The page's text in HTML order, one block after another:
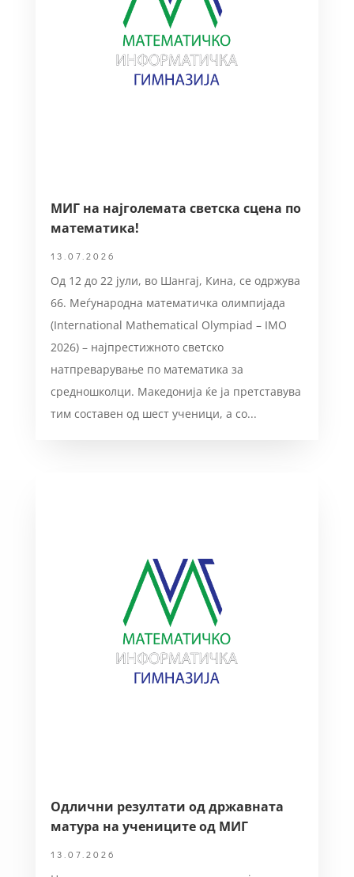
МИГ на најголемата светска сцена по
математика!
13.07.2026
Од 12 до 22 јули, во Шангај, Кина, се одржува
66. Меѓународна математичка олимпијада
(International Mathematical Olympiad – IMO
2026) – најпрестижното светско
натпреварување по математика за
средношколци. Македонија ќе ја претставува
тим составен од шест ученици, а со...
Одлични резултати од државната
матура на учениците од МИГ
13.07.2026